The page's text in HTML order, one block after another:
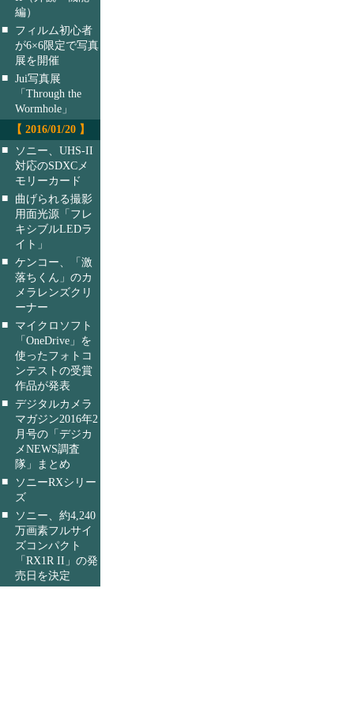
編）
■
フィルム初心者
が6×6限定で写真
展を開催
■ Jui写真展
「Through the
Wormhole」
【 2016/01/20 】
■
ソニー、UHS-II
対応のSDXCメ
モリーカード
■
曲げられる撮影
用面光源「フレ
キシブルLEDラ
イト」
■ ケンコー、「激
落ちくん」のカ
メラレンズクリ
ーナー
■
マイクロソフト
「OneDrive」を
使ったフォトコ
ンテストの受賞
作品が発表
■ デジタルカメラ
マガジン2016年2
月号の「デジカ
メNEWS調査
隊」まとめ
■
ソニーRXシリー
ズ
■
ソニー、約4,240
万画素フルサイ
ズコンパクト
「RX1R II」の発
売日を決定